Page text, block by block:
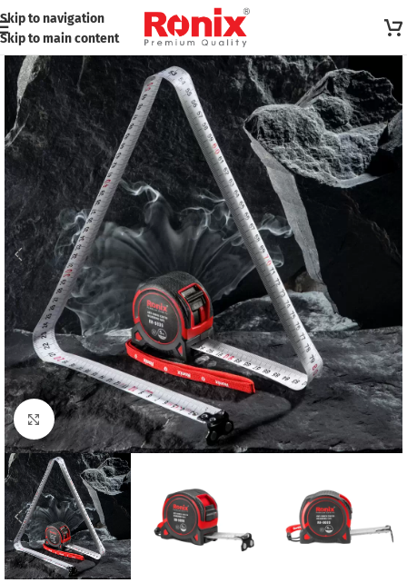
Skip to navigation
Skip to main content
Click to enlarge